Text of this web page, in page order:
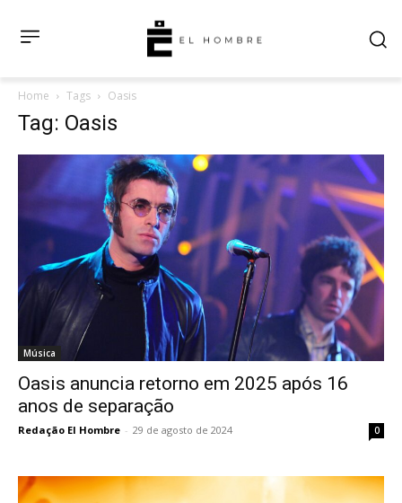
Home Tags Oasis
Tag: Oasis
Música
Oasis anuncia retorno em 2025 após 16
anos de separação
Redação El Hombre - 29 de agosto de 2024 0